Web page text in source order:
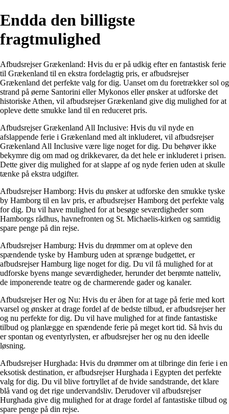
Endda den billigste
fragtmulighed
Afbudsrejser Grækenland: Hvis du er på udkig efter en fantastisk ferie
til Grækenland til en ekstra fordelagtig pris, er afbudsrejser
Grækenland det perfekte valg for dig. Uanset om du foretrækker sol og
strand på øerne Santorini eller Mykonos eller ønsker at udforske det
historiske Athen, vil afbudsrejser Grækenland give dig mulighed for at
opleve dette smukke land til en reduceret pris.
Afbudsrejser Grækenland All Inclusive: Hvis du vil nyde en
afslappende ferie i Grækenland med alt inkluderet, vil afbudsrejser
Grækenland All Inclusive være lige noget for dig. Du behøver ikke
bekymre dig om mad og drikkevarer, da det hele er inkluderet i prisen.
Dette giver dig mulighed for at slappe af og nyde ferien uden at skulle
tænke på ekstra udgifter.
Afbudsrejser Hamborg: Hvis du ønsker at udforske den smukke tyske
by Hamborg til en lav pris, er afbudsrejser Hamborg det perfekte valg
for dig. Du vil have mulighed for at besøge seværdigheder som
Hamborgs rådhus, havnefronten og St. Michaelis-kirken og samtidig
spare penge på din rejse.
Afbudsrejser Hamburg: Hvis du drømmer om at opleve den
spændende tyske by Hamburg uden at sprænge budgettet, er
afbudsrejser Hamburg lige noget for dig. Du vil få mulighed for at
udforske byens mange seværdigheder, herunder det berømte natteliv,
de imponerende teatre og de charmerende gader og kanaler.
Afbudsrejser Her og Nu: Hvis du er åben for at tage på ferie med kort
varsel og ønsker at drage fordel af de bedste tilbud, er afbudsrejser her
og nu perfekte for dig. Du vil have mulighed for at finde fantastiske
tilbud og planlægge en spændende ferie på meget kort tid. Så hvis du
er spontan og eventyrlysten, er afbudsrejser her og nu den ideelle
løsning.
Afbudsrejser Hurghada: Hvis du drømmer om at tilbringe din ferie i en
eksotisk destination, er afbudsrejser Hurghada i Egypten det perfekte
valg for dig. Du vil blive fortryllet af de hvide sandstrande, det klare
blå vand og det rige undervandsliv. Derudover vil afbudsrejser
Hurghada give dig mulighed for at drage fordel af fantastiske tilbud og
spare penge på din rejse.